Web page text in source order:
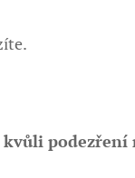
podezření